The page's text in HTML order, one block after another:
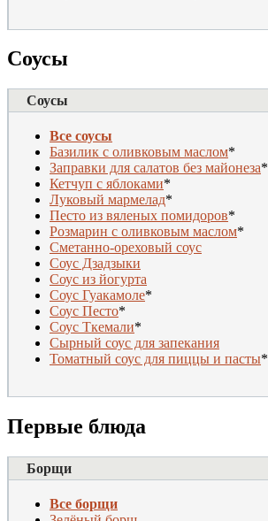
Соусы
Соусы
Все соусы
Базилик с оливковым маслом*
Заправки для салатов без майонеза*
Кетчуп с яблоками*
Луковый мармелад*
Песто из вяленых помидоров*
Розмарин с оливковым маслом*
Сметанно-ореховый соус
Соус Дзадзыки
Соус из йогурта
Соус Гуакамоле*
Соус Песто*
Соус Ткемали*
Сырный соус для запекания
Томатный соус для пиццы и пасты*
Первые блюда
Борщи
Все борщи